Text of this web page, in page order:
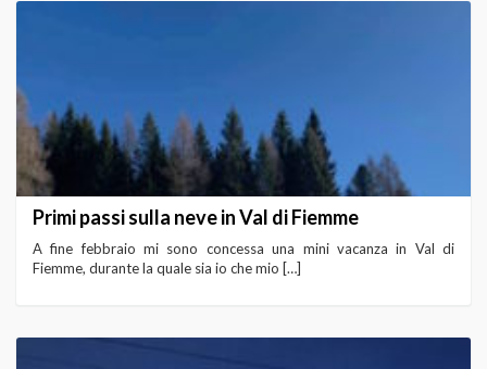
Primi passi sulla neve in Val di Fiemme
A fine febbraio mi sono concessa una mini vacanza in Val di
Fiemme, durante la quale sia io che mio […]